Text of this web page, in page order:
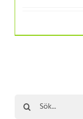
Sök
efter: